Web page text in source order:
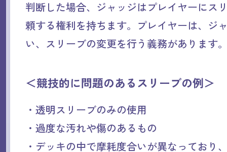
判断した場合、ジャッジはプレイヤーにス
頼する権利を持ちます。プレイヤーは、ジ
い、スリーブの変更を行う義務があります
＜競技的に問題のあるスリーブの例＞
・透明スリーブのみの使用
・過度な汚れや傷のあるもの
・デッキの中で摩耗度合いが異なっており